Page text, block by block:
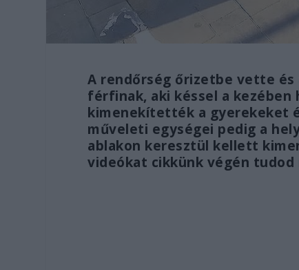
A rendőrség őrizetbe vette
férfinak, aki késsel a
kimenekítették a gyerekeket
műveleti egységei pedig a
ablakon keresztül kellett
videókat cikkünk végén tudod